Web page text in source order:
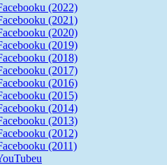
(2022)
(2021)
(2020)
(2019)
(2018)
(2017)
(2016)
(2015)
(2014)
(2013)
(2012)
(2011)